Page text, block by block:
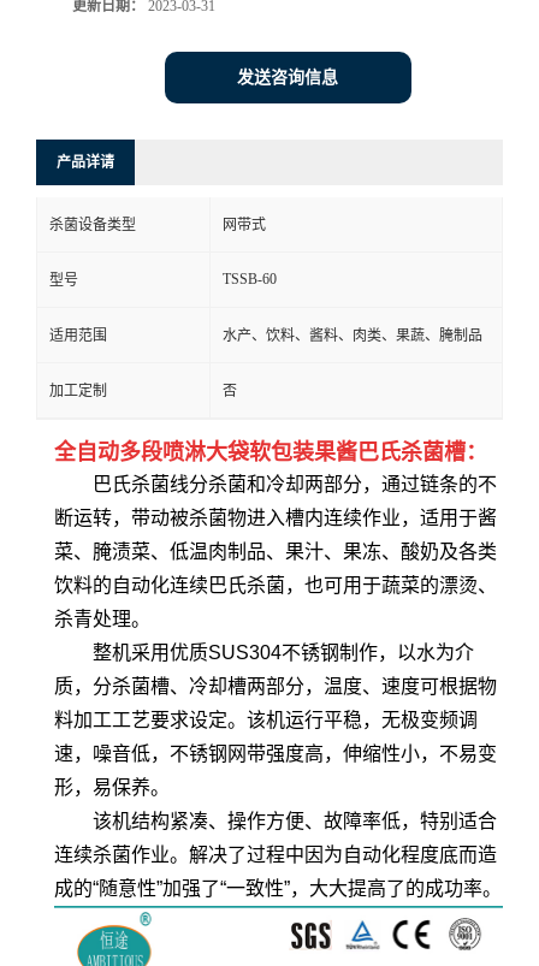
更新日期： 2023-03-31
发送咨询信息
产品详请
杀菌设备类型 网带式
型号 TSSB-60
适用范围 水产、饮料、酱料、肉类、果蔬、腌制品
加工定制 否
全自动多段喷淋大袋软包装果酱巴氏杀菌槽：
巴氏杀菌线分杀菌和冷却两部分，通过链条的不
断运转，带动被杀菌物进入槽内连续作业，适用于酱
菜、腌渍菜、低温肉制品、果汁、果冻、酸奶及各类
饮料的自动化连续巴氏杀菌，也可用于蔬菜的漂烫、
杀青处理。
整机采用优质SUS304不锈钢制作，以水为介
质，分杀菌槽、冷却槽两部分，温度、速度可根据物
料加工工艺要求设定。该机运行平稳，无极变频调
速，噪音低，不锈钢网带强度高，伸缩性小，不易变
形，易保养。
该机结构紧凑、操作方便、故障率低，特别适合
连续杀菌作业。解决了过程中因为自动化程度底而造
成的“随意性”加强了“一致性”，大大提高了的成功率。